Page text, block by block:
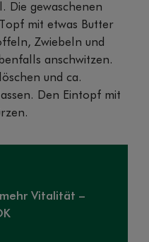
Die gewaschenen
mit etwas Butter
Zwiebeln und
anschwitzen.
und ca.
Den Eintopf mit
Vitalität –